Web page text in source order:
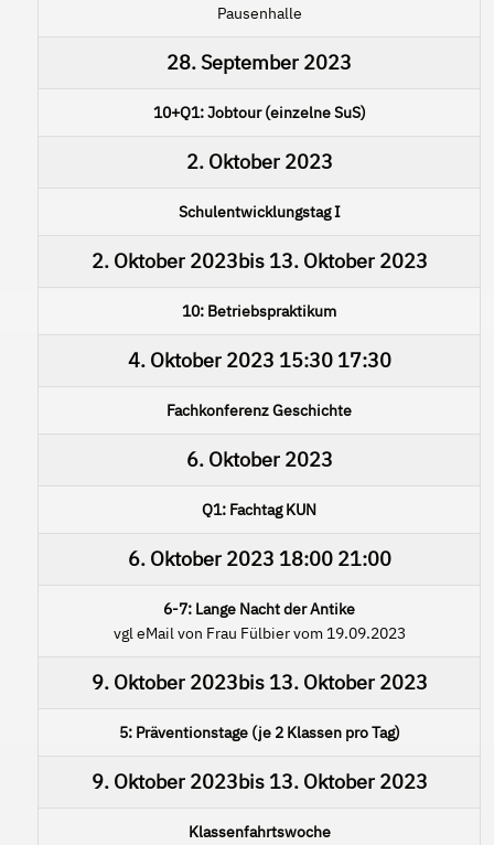
Pausenhalle
28. September 2023
10+Q1: Jobtour (einzelne SuS)
2. Oktober 2023
Schulentwicklungstag I
2. Oktober 2023bis 13. Oktober 2023
10: Betriebspraktikum
4. Oktober 2023 15:30 17:30
Fachkonferenz Geschichte
6. Oktober 2023
Q1: Fachtag KUN
6. Oktober 2023 18:00 21:00
6-7: Lange Nacht der Antike
vgl eMail von Frau Fülbier vom 19.09.2023
9. Oktober 2023bis 13. Oktober 2023
5: Präventionstage (je 2 Klassen pro Tag)
9. Oktober 2023bis 13. Oktober 2023
Klassenfahrtswoche